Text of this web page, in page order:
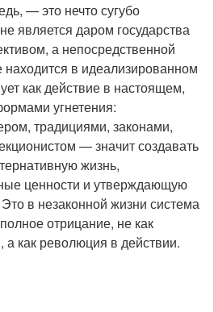
— это нечто сугубо
является даром государства
а непосредственной
находится в идеализированном
как действие в настоящем,
угнетения:
традициями, законами,
— значит создавать
жизнь,
ценности и утверждающую
в незаконной жизни система
отрицание, не как
а как революция в действии.